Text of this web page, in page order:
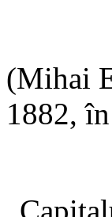
(Mihai
1882,